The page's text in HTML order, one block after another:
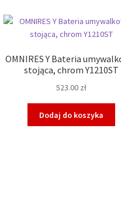
OMNIRES Y Bateria
stojąca, chrom Y1210ST
523.00 zł
Dodaj do koszyka